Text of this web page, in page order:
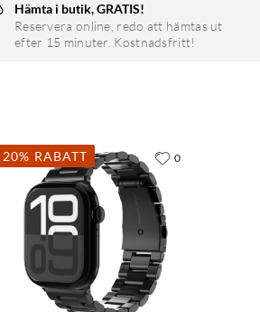
Hämta i butik, GRATIS!
Reservera online, redo att hämtas ut
efter 15 minuter. Kostnadsfritt!
20% RABATT 0